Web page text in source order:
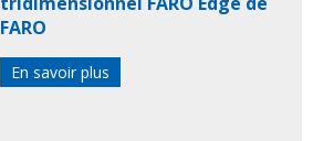
FARO
En savoir plus